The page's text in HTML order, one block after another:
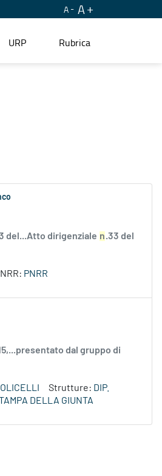
A A
URP Rubrica
del...Atto dirigenziale n.33 del
PNRR
dal gruppo di
Strutture: DIP.
DELLA GIUNTA